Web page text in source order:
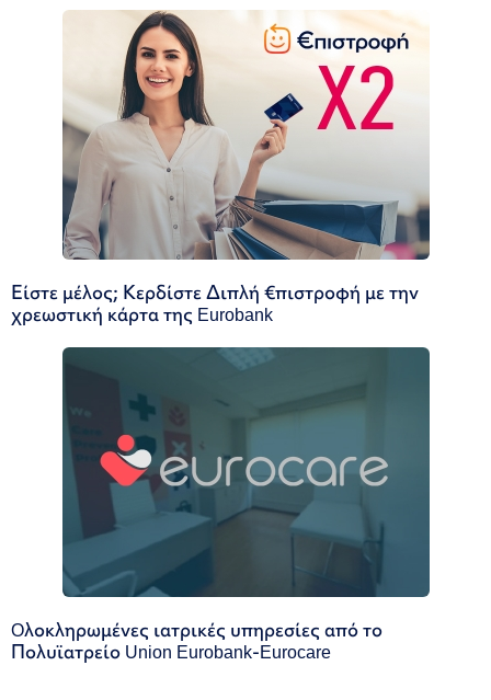
Είστε μέλος; Κερδίστε Διπλή €πιστροφή με την
χρεωστική κάρτα της Eurobank
Oλοκληρωμένες ιατρικές υπηρεσίες από το
Πολυϊατρείο Union Eurobank-Eurocare